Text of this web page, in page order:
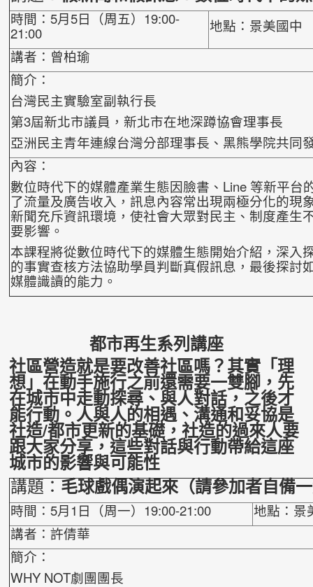
時間：5月5日（周五）19:00-
21:00
地點：景美國中
講者：曾柏瑜
簡介：
台灣民主實驗室副執行長
第3屆新北市議員，新北市在地深蹲協會理事長
亞洲民主青年連線台灣分部理事長、黑熊學院共同
內容：
數位時代下的媒體產業生態因臉書、Line 等新平台
了流量及廣告收入，訊息內容常出現兩極分化的現
新聞充斥資訊環境，使社會大眾對民主、制度產生
要影響。
本課程將從數位時代下的媒體生態開始介紹，深入
的事實查核方法協助學員判斷真假訊息，最後探討
媒體識讀的能力。
都市再生系列講座
社區營造就是要改善社區嗎？其實「理
想」在動手施行之前還需要一雙腳，先
在城市中走動探尋、與人對話，之後才
能行動。人與人的相遇、溝通和妥協是
社造/都市更新的基礎，社造的過來人要
跟大家分享，這些對話與行動帶給這座
城市的影響與可能性
講題：毛球戲偶演起來（請參加者自備
時間：5月1日（周一）19:00-21:00
地點：景
講者：許倩華
簡介：
WHY NOT劇團團長